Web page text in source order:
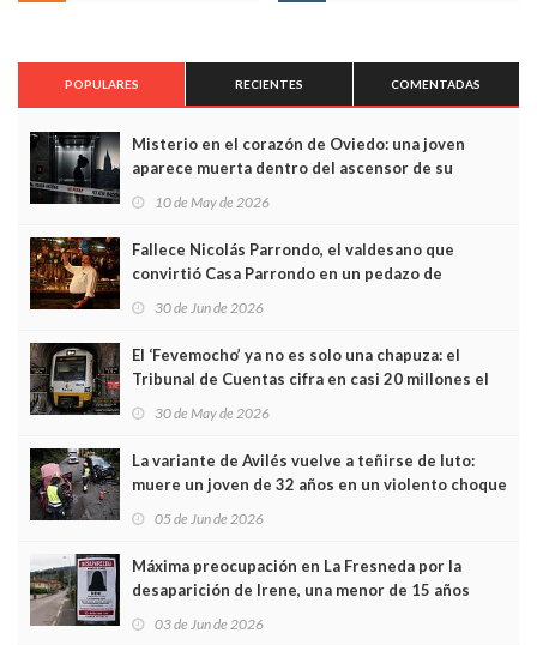
POPULARES RECIENTES COMENTADAS
Misterio en el corazón de Oviedo: una joven
aparece muerta dentro del ascensor de su
edificio y las cámaras captan sus últimos minutos
10 de May de 2026
Fallece Nicolás Parrondo, el valdesano que
convirtió Casa Parrondo en un pedazo de
Asturias en Madrid
30 de Jun de 2026
El ‘Fevemocho’ ya no es solo una chapuza: el
Tribunal de Cuentas cifra en casi 20 millones el
sobrecoste de los trenes que no cabían por los
30 de May de 2026
La variante de Avilés vuelve a teñirse de luto:
muere un joven de 32 años en un violento choque
frontal
05 de Jun de 2026
Máxima preocupación en La Fresneda por la
desaparición de Irene, una menor de 15 años
03 de Jun de 2026